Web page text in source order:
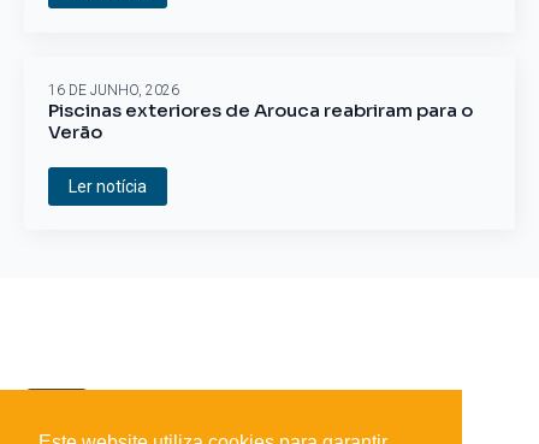
Piscinas exteriores de Arouca reabriram para o
Verão
16 DE JUNHO, 2026
Ler notícia